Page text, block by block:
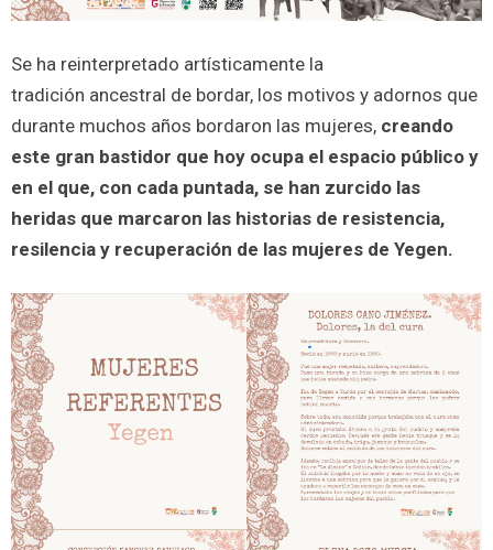
Se ha reinterpretado artísticamente la
tradición ancestral de bordar, los motivos y adornos que
durante muchos años bordaron las mujeres, creando
este gran bastidor que hoy ocupa el espacio público y
en el que, con cada puntada, se han zurcido las
heridas que marcaron las historias de resistencia,
resilencia y recuperación de las mujeres de Yegen.